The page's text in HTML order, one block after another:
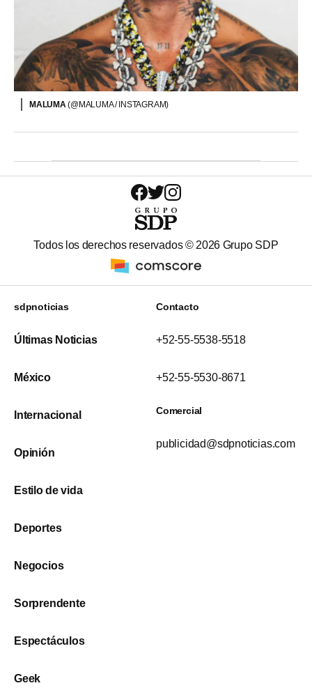
MALUMA(@MALUMA / INSTAGRAM)
Todos los derechos reservados © 2026 Grupo SDP
sdpnoticias
Últimas Noticias
México
Internacional
Opinión
Estilo de vida
Deportes
Negocios
Sorprendente
Espectáculos
Geek
Contacto
+52-55-5538-5518
+52-55-5530-8671
Comercial
publicidad@sdpnoticias.com